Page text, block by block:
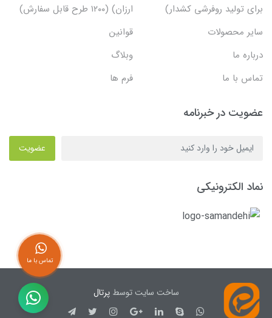
برای تولید روفرشی کشدار)
ارزان) (۱۲۰۰ طرح قابل سفارش)
سایر محصولات
قوانین
درباره ما
وبلاگ
تماس با ما
فرم ها
عضویت در خبرنامه
عضویت
نماد الکترونیکی
ساخت سایت توسطپرتال
تماس با ما